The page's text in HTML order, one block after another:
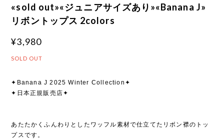
«sold out»«ジュニアサイズあり»«Banana J»
リボントップス 2colors
¥3,980
SOLD OUT
✦Banana J 2025 Winter Collection✦
✦日本正規販売店✦
あたたかくふんわりとしたワッフル素材で仕立てたリボン襟のトッ
プスです。